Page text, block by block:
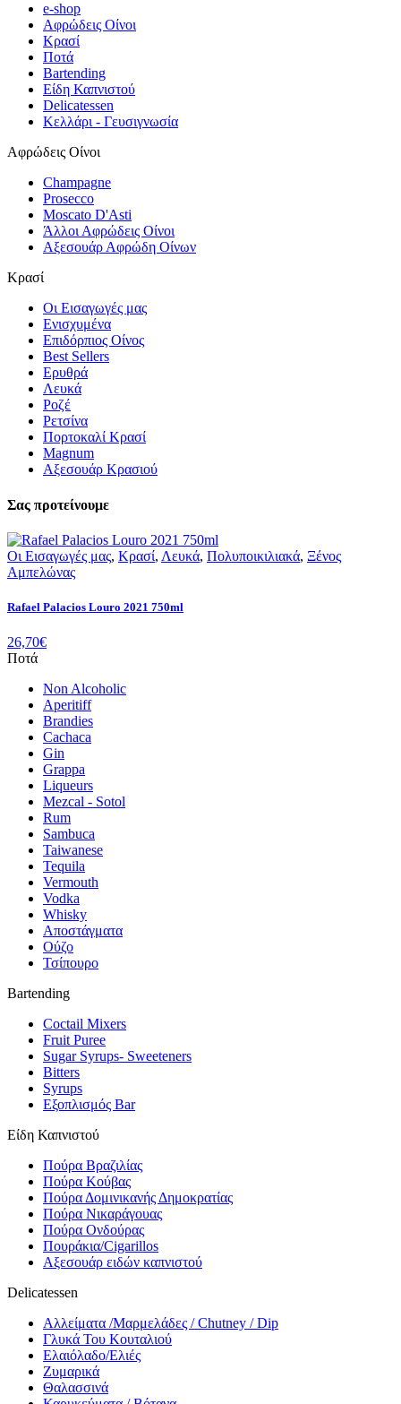
e-shop
Αφρώδεις Οίνοι
Κρασί
Ποτά
Bartending
Είδη Καπνιστού
Delicatessen
Κελλάρι - Γευσιγνωσία
Αφρώδεις Οίνοι
Champagne
Prosecco
Moscato D'Asti
Άλλοι Αφρώδεις Οίνοι
Αξεσουάρ Αφρώδη Οίνων
Κρασί
Οι Εισαγωγές μας
Ενισχυμένα
Επιδόρπιος Οίνος
Best Sellers
Ερυθρά
Λευκά
Ροζέ
Ρετσίνα
Πορτοκαλί Κρασί
Magnum
Αξεσουάρ Κρασιού
Σας προτείνουμε
Οι Εισαγωγές μας, Κρασί, Λευκά, Πολυποικιλιακά, Ξένος
Αμπελώνας
Rafael Palacios Louro 2021 750ml
26,70€
Ποτά
Non Alcoholic
Aperitiff
Brandies
Cachaca
Gin
Grappa
Liqueurs
Mezcal - Sotol
Rum
Sambuca
Taiwanese
Tequila
Vermouth
Vodka
Whisky
Αποστάγματα
Ούζο
Τσίπουρο
Bartending
Coctail Mixers
Fruit Puree
Sugar Syrups- Sweeteners
Bitters
Syrups
Εξοπλισμός Bar
Είδη Καπνιστού
Πούρα Βραζιλίας
Πούρα Κούβας
Πούρα Δομινικανής Δημοκρατίας
Πούρα Νικαράγουας
Πούρα Ονδούρας
Πουράκια/Cigarillos
Αξεσουάρ ειδών καπνιστού
Delicatessen
Αλλείματα /Μαρμελάδες / Chutney / Dip
Γλυκά Του Κουταλιού
Ελαιόλαδο/Ελιές
Ζυμαρικά
Θαλασσινά